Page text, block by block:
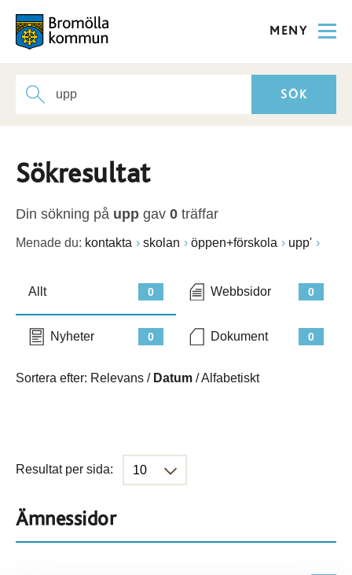
MENY
Sökresultat
Din sökning på upp gav 0 träffar
Menade du: kontakta skolan öppen+förskola upp'
0
Allt 0
Webbsidor
0
Nyheter 0
Dokument
Sortera efter: Relevans / Datum /Alfabetiskt
Resultat per sida:
Ämnessidor